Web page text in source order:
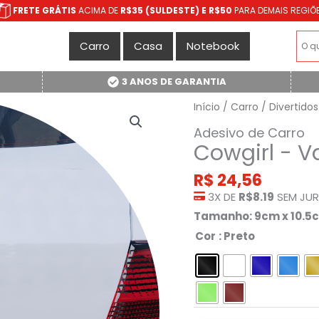
FRETE GRÁTIS ACIMA DE R$35 (SULDESTE) E R$50 PARA DEMAIS
Carro Casa Notebook
3 ANOS DE GARANTIA
Início / Carro / Divertidos
Adesivo de Carro
Cowgirl -
R$ 24,56
3X DE R$8.19 SEM
Tamanho: 9cm x
Cor : Preto